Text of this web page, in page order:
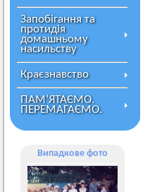
Запобігання та
протидія
домашньому
насильству
Краєзнавство
ПАМ’ЯТАЄМО.
ПЕРЕМАГАЄМО.
Випадкове фото